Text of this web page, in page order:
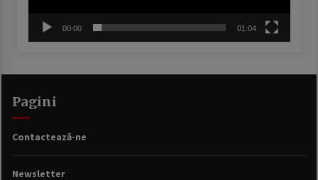
00:00 01:04
Pagini
Contactează-ne
Newsletter